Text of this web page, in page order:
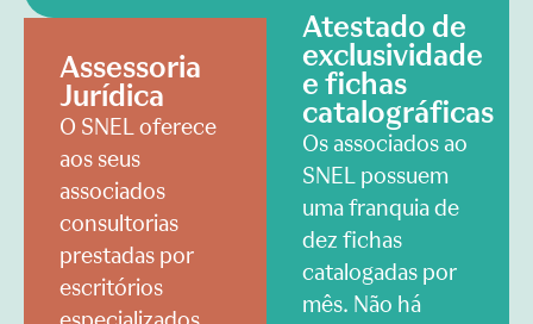
Assessoria
Jurídica
O SNEL oferece
aos seus
associados
consultorias
prestadas por
escritórios
Atestado de
exclusividade
e fichas
catalográficas
Os associados ao
SNEL possuem
uma franquia de
dez fichas
catalogadas por
mês. Não há